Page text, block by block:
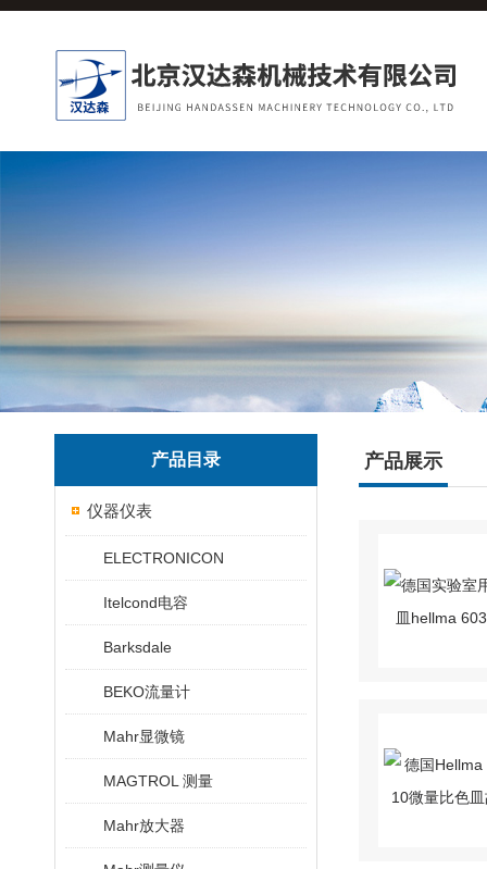
产品目录
仪器仪表
ELECTRONICON
Itelcond电容
Barksdale
BEKO流量计
Mahr显微镜
MAGTROL 测量
Mahr放大器
产品展示